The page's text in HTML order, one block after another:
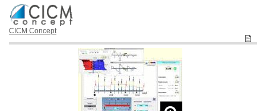
CICM Concept